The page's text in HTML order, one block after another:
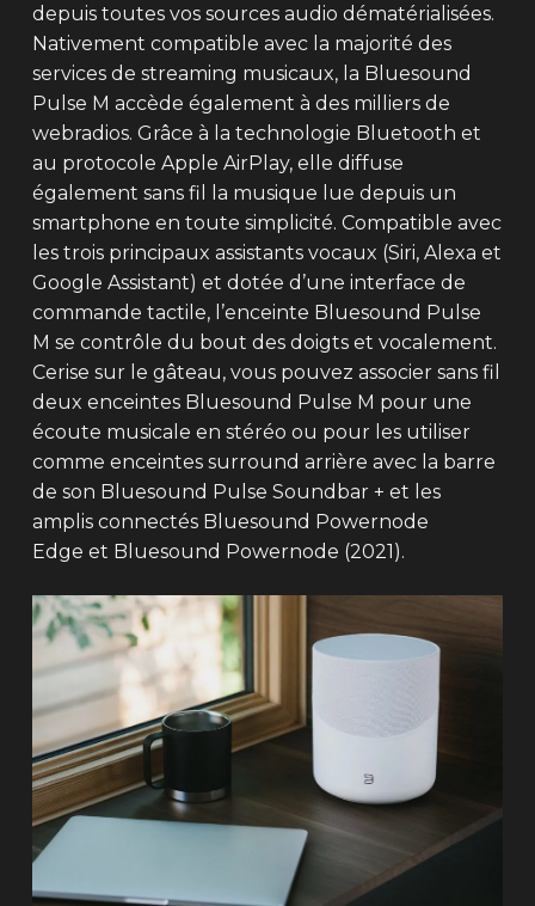
depuis toutes vos sources audio dématérialisées.
Nativement compatible avec la majorité des
services de streaming musicaux, la Bluesound
Pulse M accède également à des milliers de
webradios. Grâce à la technologie Bluetooth et
au protocole Apple AirPlay, elle diffuse
également sans fil la musique lue depuis un
smartphone en toute simplicité. Compatible avec
les trois principaux assistants vocaux (Siri, Alexa et
Google Assistant) et dotée d’une interface de
commande tactile, l’enceinte Bluesound Pulse
M se contrôle du bout des doigts et vocalement.
Cerise sur le gâteau, vous pouvez associer sans fil
deux enceintes Bluesound Pulse M pour une
écoute musicale en stéréo ou pour les utiliser
comme enceintes surround arrière avec la barre
de son Bluesound Pulse Soundbar + et les
amplis connectés Bluesound Powernode
Edge et Bluesound Powernode (2021).